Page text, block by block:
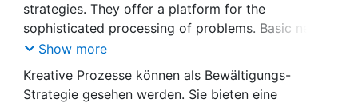
strategies. They offer a platform for the
sophisticated processing of problems. Basic needs
are satisfied. During the artistic work, self-efficacy
signals are generated and certainty is increased
through the esthetic problem solving process. An
Show more
Kreative Prozesse können als Bewältigungs-
Strategie gesehen werden. Sie bieten eine